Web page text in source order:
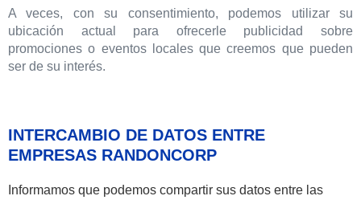
A veces, con su consentimiento, podemos utilizar su
ubicación actual para ofrecerle publicidad sobre
promociones o eventos locales que creemos que pueden
ser de su interés.
INTERCAMBIO DE DATOS ENTRE
EMPRESAS RANDONCORP
Informamos que podemos compartir sus datos entre las